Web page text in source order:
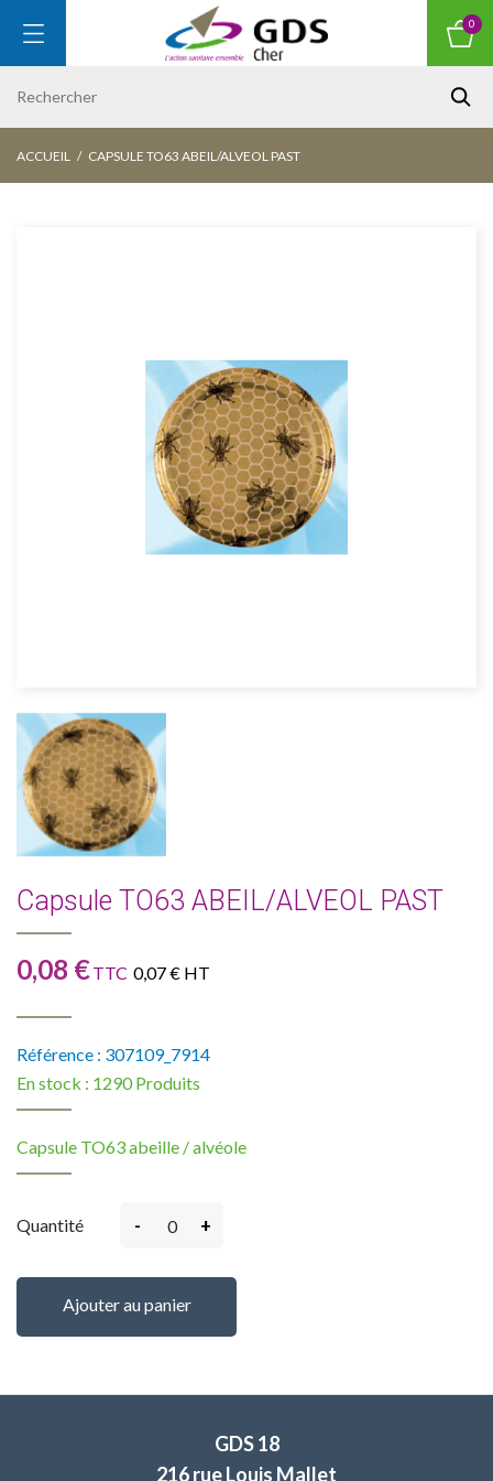
0
ACCUEIL CAPSULE TO63 ABEIL/ALVEOL PAST
Capsule TO63 ABEIL/ALVEOL PAST
0,08 €TTC 0,07 € HT
Référence : 307109_7914
En stock : 1290 Produits
Capsule TO63 abeille / alvéole
Quantité - +
Ajouter au panier
GDS 18
216 rue Louis Mallet